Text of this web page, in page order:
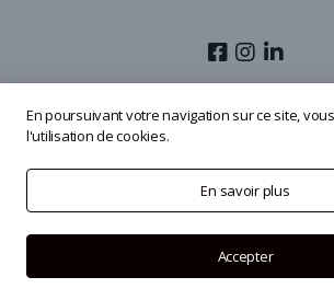
En poursuivant votre navigation sur ce site,
l'utilisation de cookies.
En savoir plus
Accepter